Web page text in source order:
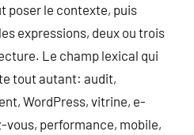
poser le contexte, puis
expressions, deux ou trois
Le champ lexical qui
tout autant: audit,
WordPress, vitrine, e-
vous, performance, mobile,